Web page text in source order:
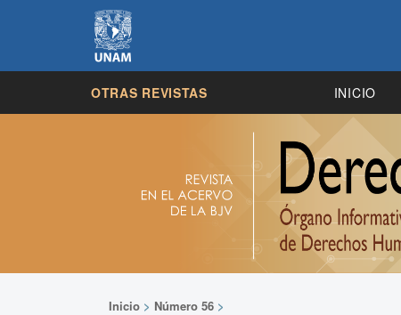
OTRAS REVISTAS INICIO
Inicio > Número 56 >